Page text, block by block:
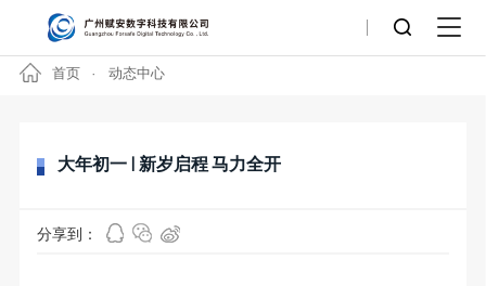
首页 动态中心
大年初一 | 新岁启程 马力全开
分享到：